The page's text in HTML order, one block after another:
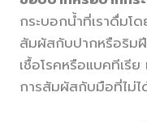
กระบอกน้ำที่เราดื่มโ
สัมผัสกับปากหรือริม
เชื้อโรคหรือแบคทีเรี
การสัมผัสกับมือที่ไม่ไ